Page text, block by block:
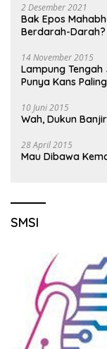
2 Desember 2021
Bak Epos
Berdarah-Darah?
14 November 2015
Lampung Tengah
Punya Kans
10 Juni 2015
Wah, Dukun
28 April 2015
Mau Dibawa
SMSI